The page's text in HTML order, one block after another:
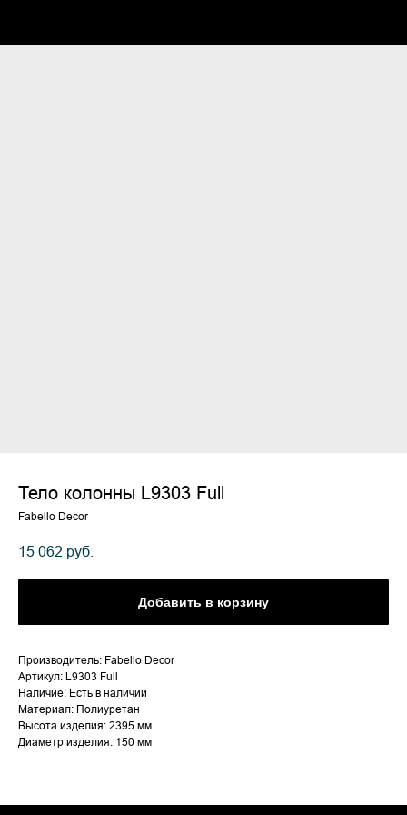
Тело колонны L9303 Full
Fabello Decor
15 062 руб.
Добавить в корзину
Производитель: Fabello Decor
Артикул: L9303 Full
Наличие: Есть в наличии
Материал: Полиуретан
Высота изделия: 2395 мм
Диаметр изделия: 150 мм